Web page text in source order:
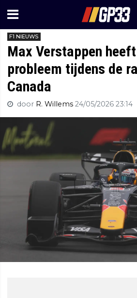
F1 NIEUWS
Max Verstappen
probleem tijdens de
Canada
door R. Willems 24/05/2026 23:14